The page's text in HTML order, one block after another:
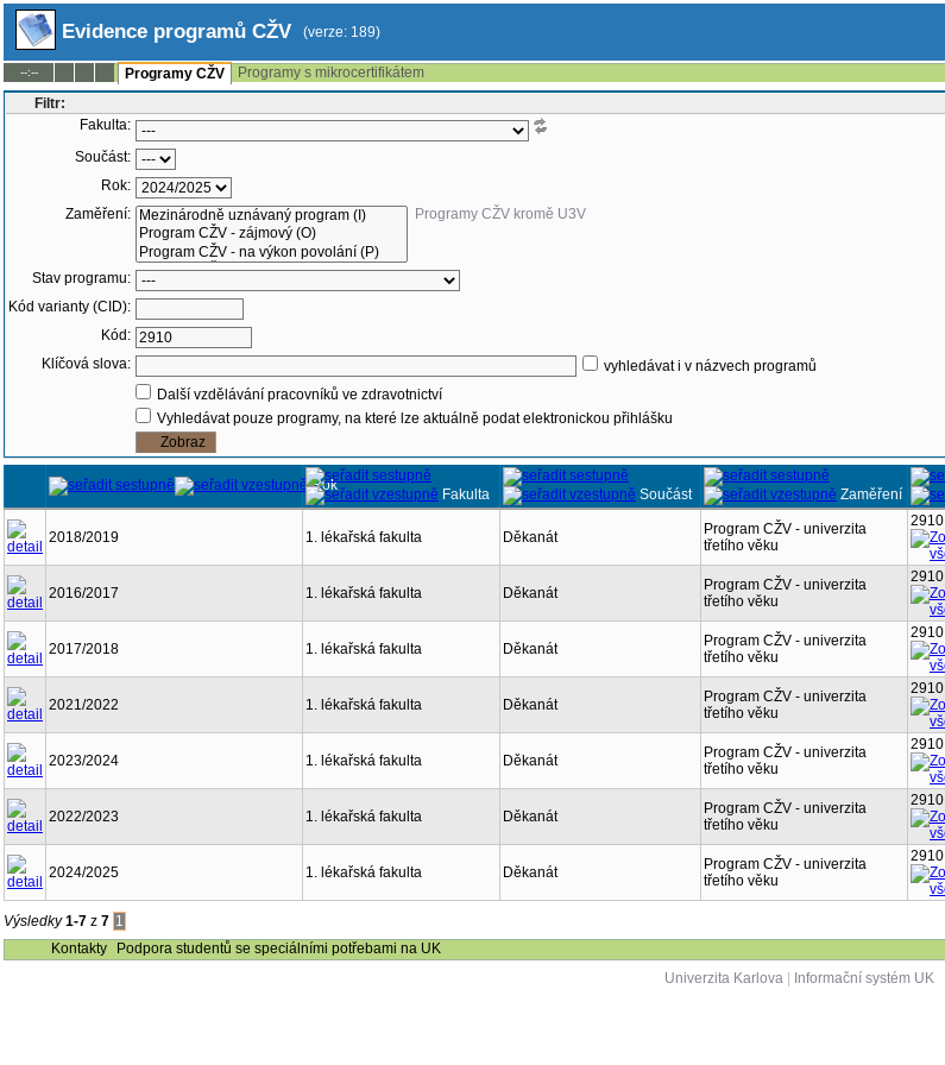
Evidence programů CŽV (verze: 189)
--:-- Programy CŽV
Programy s mikrocertifikátem
Filtr:
Fakulta:
Součást:
Rok:
Zaměření:
Programy CŽV kromě U3V
Stav programu:
Kód varianty (CID):
Kód:
Klíčová slova:
vyhledávat i v názvech programů
Další vzdělávání pracovníků ve zdravotnictví
Vyhledávat pouze programy, na které lze aktuálně podat elektronickou přihlášku
Rok
Fakulta Součást Zaměření
2018/2019 1. lékařská fakulta Děkanát
Program CŽV - univerzita
třetího věku
2910
2016/2017 1. lékařská fakulta Děkanát
Program CŽV - univerzita
třetího věku
2910
2017/2018 1. lékařská fakulta Děkanát
Program CŽV - univerzita
třetího věku
2910
2021/2022 1. lékařská fakulta Děkanát
Program CŽV - univerzita
třetího věku
2910
2023/2024 1. lékařská fakulta Děkanát
Program CŽV - univerzita
třetího věku
2910
2022/2023 1. lékařská fakulta Děkanát
Program CŽV - univerzita
třetího věku
2910
2024/2025 1. lékařská fakulta Děkanát
Program CŽV - univerzita
třetího věku
2910
Výsledky1-7 z 7 1
Kontakty
Podpora studentů se speciálními potřebami na UK
Univerzita Karlova| Informační systém UK